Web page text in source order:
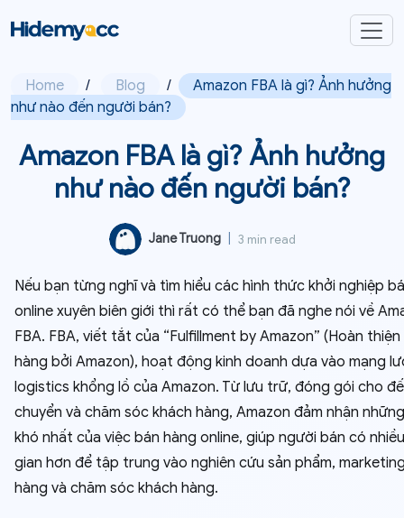
Home / Blog /
Amazon FBA là gì? Ảnh hưởng
như nào đến người bán?
Amazon FBA là gì? Ảnh hưởng
như nào đến người bán?
Jane Truong 3 min read
Nếu bạn từng nghĩ và tìm hiểu các hình thức khởi nghiệp
online xuyên biên giới thì rất có thể bạn đã nghe nói về
FBA. FBA, viết tắt của “Fulfillment by Amazon” (Hoàn
hàng bởi Amazon), hoạt động kinh doanh dựa vào mạng
logistics khổng lồ của Amazon. Từ lưu trữ, đóng gói cho
chuyển và chăm sóc khách hàng, Amazon đảm nhận
khó nhất của việc bán hàng online, giúp người bán có
gian hơn để tập trung vào nghiên cứu sản phẩm,
hàng và chăm sóc khách hàng.